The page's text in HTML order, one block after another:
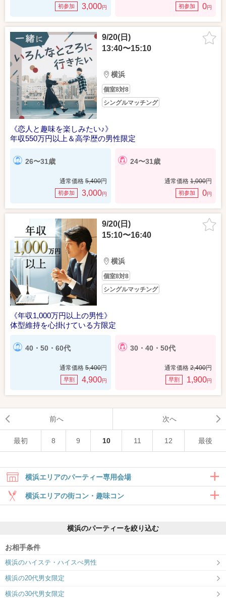
初参加 3,000円 初参加 0円
9/20(日)
13:40〜15:10
横浜
個室8対8
シングルマッチング
《恋人と趣味を楽しみたい♪》
年収550万円以上＆高学歴の男性限定
26〜31歳
通常価格 5,400円
初参加 3,000円
24〜31歳
通常価格 1,000円
初参加 0円
9/20(日)
15:10〜16:40
横浜
個室8対8
シングルマッチング
《年収1,000万円以上の男性》
体型維持を心掛けている方限定
40・50・60代
通常価格 5,400円
早割 4,900円
30・40・50代
通常価格 2,400円
早割 1,900円
前へ 次へ
最初 8 9 10 11 12 最後
横浜エリアのパーティー専用会場
ドキドキする”しかけ”をたっぷりご用
横浜エリアの街コン・趣味コン
6対6～｜食事・ドリンク付きグループト
横浜のパーティーを絞り込む
お相手条件
横浜のハイステ・ハイスぺ男性
横浜の20代男女限定
横浜の30代男女限定